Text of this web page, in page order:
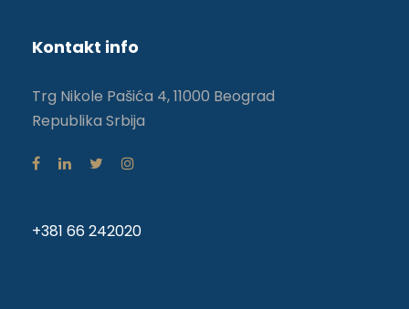
Kontakt info
Trg Nikole Pašića 4, 11000 Beograd
Republika Srbija
+381 66 242020